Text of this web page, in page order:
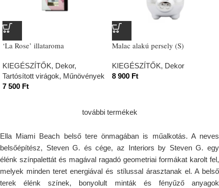
‘La Rose’ illataroma
KIEGÉSZÍTŐK, Dekor,
Tartósított virágok, Műnövények
7 500 Ft
Malac alakú persely (S)
KIEGÉSZÍTŐK, Dekor
8 900 Ft
további termékek
Ella Miami Beach belső tere önmagában is műalkotás. A neves
belsőépítész, Steven G. és cége, az Interiors by Steven G. egy
élénk színpalettát és magával ragadó geometriai formákat karolt fel,
melyek minden teret energiával és stílussal árasztanak el. A belső
terek élénk színek, bonyolult minták és fényűző anyagok